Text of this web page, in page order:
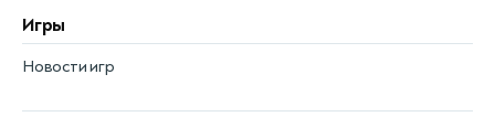
Игры
Новости игр